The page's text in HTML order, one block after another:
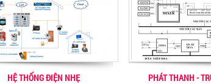
HỆ THỐNG ĐIỆN NHẸ PHÁT THANH -